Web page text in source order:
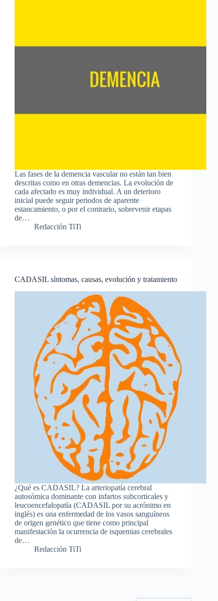
Las fases de la demencia vascular no están tan bien
descritas como en otras demencias. La evolución de
cada afectado es muy individual. A un deterioro
inicial puede seguir periodos de aparente
estancamiento, o por el contrario, sobrevenir etapas
de…
Redacción TiTi
CADASIL síntomas, causas, evolución y tratamiento
¿Qué es CADASIL? La arteriopatía cerebral
autosómica dominante con infartos subcorticales y
leucoencefalopatía (CADASIL por su acrónimo en
inglés) es una enfermedad de los vasos sanguíneos
de origen genético que tiene como principal
manifestación la ocurrencia de isquemias cerebrales
de…
Redacción TiTi